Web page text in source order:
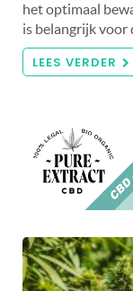
het optimaal
is belangrijk voor
LEES VERDER